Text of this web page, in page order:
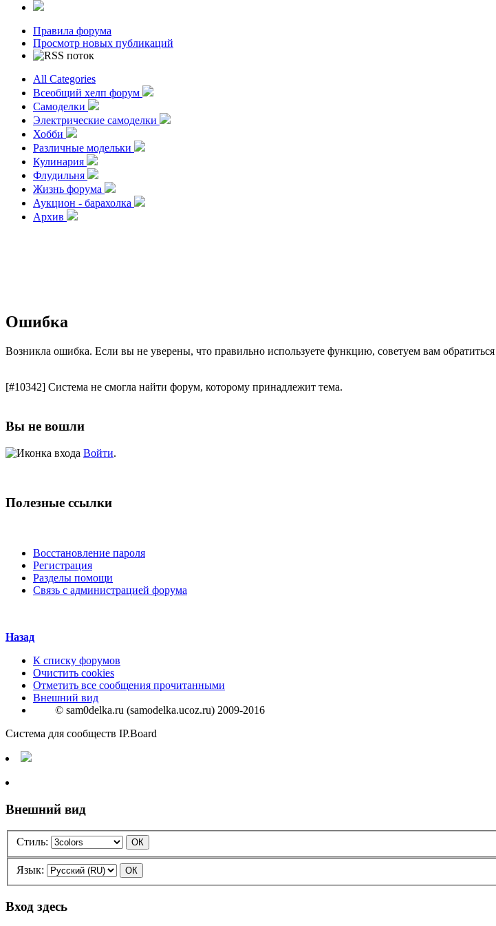
Правила форума
Просмотр новых публикаций
All Categories
Всеобщий хелп форум
Самоделки
Электрические самоделки
Хобби
Различные модельки
Кулинария
Флудильня
Жизнь форума
Аукцион - барахолка
Архив
Ошибка
Возникла ошибка. Если вы не уверены, что правильно используете функцию, советуем вам
[#10342] Система не смогла найти форум, которому принадлежит тема.
Вы не вошли
Войти.
Полезные ссылки
Восстановление пароля
Регистрация
Разделы помощи
Связь с администрацией форума
Назад
К списку форумов
Очистить cookies
Отметить все сообщения прочитанными
Внешний вид
© sam0delka.ru (samodelka.ucoz.ru) 2009-2016
Система для сообществ IP.Board
Внешний вид
Стиль:
Язык:
Вход здесь